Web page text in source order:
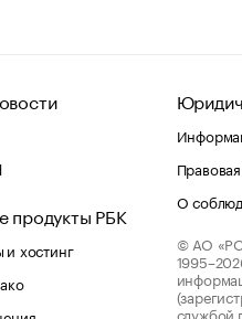
продукты РБК
хостинг
О
© АО
службой